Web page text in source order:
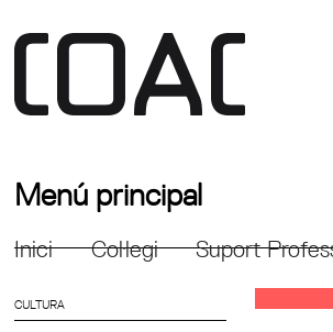
Menú principal
Inici Col·legi Suport
CULTURA